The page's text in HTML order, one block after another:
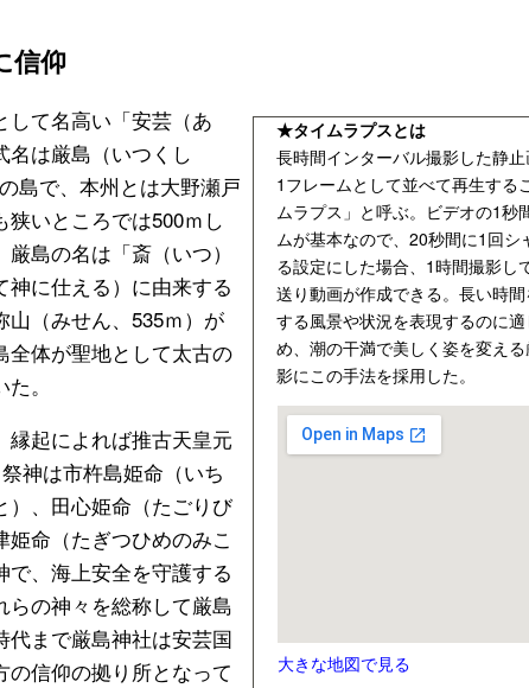
信仰
★タイムラプスとは
長時間インターバル撮影した静
1フレームとして並べて再生する
ムラプス」と呼ぶ。ビデオの1秒
ムが基本なので、20秒間に1回シ
る設定にした場合、1時間撮影し
送り動画が作成できる。長い時
する風景や状況を表現するのに
め、潮の干満で美しく姿を変え
影にこの手法を採用した。
大きな地図で見る
して名高い「安芸（あ
名は厳島（いつくし
島で、本州とは大野瀬戸
狭いところでは500ｍし
島の名は「斎（いつ）
神に仕える）に由来する
山（みせん、535ｍ）が
全体が聖地として太古の
。
縁起によれば推古天皇元
神は市杵島姫命（いち
）、田心姫命（たごりび
命（たぎつひめのみこ
で、海上安全を守護する
らの神々を総称して厳島
代まで厳島神社は安芸国
の信仰の拠り所となって